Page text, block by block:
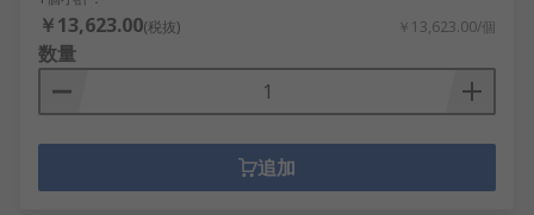
￥13,623.00(税抜) ￥13,623.00/個
数量
追加